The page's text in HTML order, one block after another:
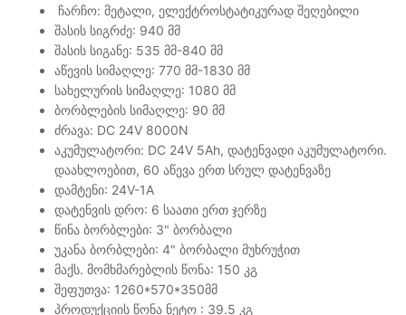
ჩარჩო: მეტალი, ელექტროსტატიკურად შეღებილი
შასის სიგრძე: 940 მმ
შასის სიგანე: 535 მმ-840 მმ
აწევის სიმაღლე: 770 მმ-1830 მმ
სახელურის სიმაღლე: 1080 მმ
ბორბლების სიმაღლე: 90 მმ
ძრავა: DC 24V 8000N
აკუმულატორი: DC 24V 5Ah, დატენვადი აკუმულატორი.
დაახლოებით, 60 აწევა ერთ სრულ დატენვაზე
დამტენი: 24V-1A
დატენვის დრო: 6 საათი ერთ ჯერზე
წინა ბორბლები: 3" ბორბალი
უკანა ბორბლები: 4" ბორბალი მუხრუჭით
მაქს. მომხმარებლის წონა: 150 კგ
შეფუთვა: 1260*570*350მმ
პროდუქციის წონა ნეტო : 39.5 კგ